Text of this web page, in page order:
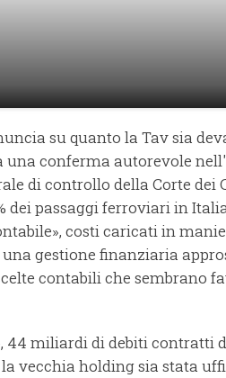
su quanto la Tav sia
una conferma autorevole
di controllo della Corte dei
dei passaggi ferroviari in
costi caricati in
una gestione finanziaria
contabili che sembrano
44 miliardi di debiti contratti
vecchia holding sia stata